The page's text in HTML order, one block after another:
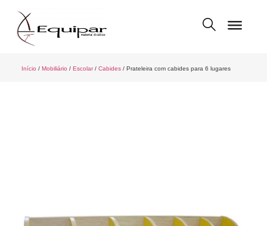
Início / Mobiliário / Escolar/ Cabides/ Prateleira com cabides para 6 lugares